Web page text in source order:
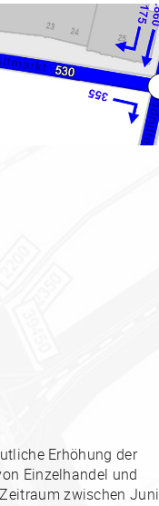
Erhöhung der
Einzelhandel und
zwischen Juni